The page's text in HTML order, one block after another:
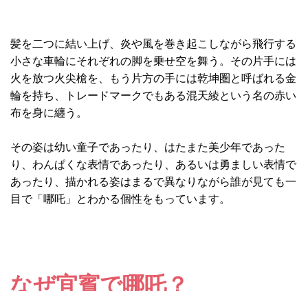
髪を二つに結い上げ、炎や風を巻き起こしながら飛行する
小さな車輪にそれぞれの脚を乗せ空を舞う。その片手には
火を放つ火尖槍を、もう片方の手には乾坤圏と呼ばれる金
輪を持ち、トレードマークでもある混天綾という名の赤い
布を身に纏う。
その姿は幼い童子であったり、はたまた美少年であった
り、わんぱくな表情であったり、あるいは勇ましい表情で
あったり、描かれる姿はまるで異なりながら誰が見ても一
目で「哪吒」とわかる個性をもっています。
なぜ宜賓で哪吒？